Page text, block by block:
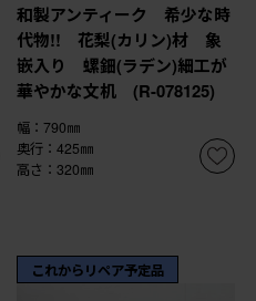
和製アンティーク 希少な時
代物!! 花梨(カリン)材 象
嵌入り 螺鈿(ラデン)細工が
華やかな文机 (R-078125)
幅：790㎜
奥行：425㎜
高さ：320㎜
これからリペア予定品